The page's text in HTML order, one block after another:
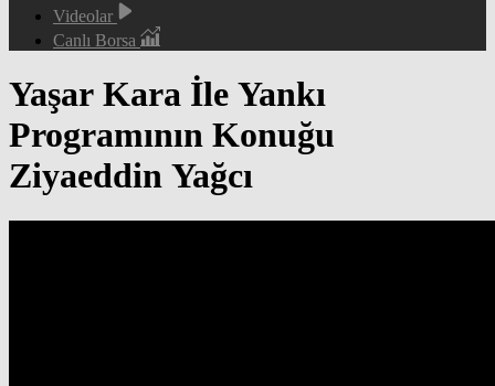
Videolar
Canlı Borsa
Yaşar Kara İle Yankı
Programının Konuğu
Ziyaeddin Yağcı